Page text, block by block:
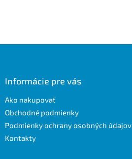
Informácie pre vás
Ako nakupovať
Obchodné podmienky
Podmienky ochrany osobných údajov
Kontakty